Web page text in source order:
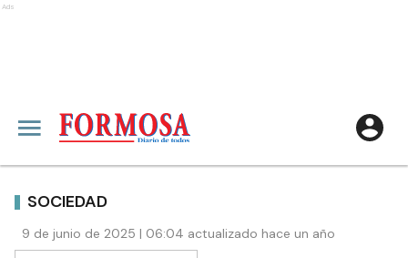
Ads
SOCIEDAD
9 de junio de 2025 | 06:04 actualizado hace un año